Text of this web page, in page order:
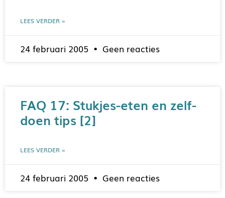
LEES VERDER »
24 februari 2005 Geen reacties
FAQ 17: Stukjes-eten en zelf-
doen tips [2]
LEES VERDER »
24 februari 2005 Geen reacties